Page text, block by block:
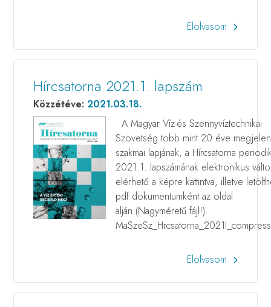
Elolvasom
Hírcsatorna 2021.1. lapszám
Közzétéve:2021.03.18.
A Magyar Víz-és Szennyvíztechnikai
Szövetség több mint 20 éve
szakmai lapjának, a Hírcsatorna
2021.1. lapszámának elektronikus
elérhető a képre kattintva, illetve
pdf dokumentumként az oldal
alján (Nagyméretű fájl!).
Elolvasom